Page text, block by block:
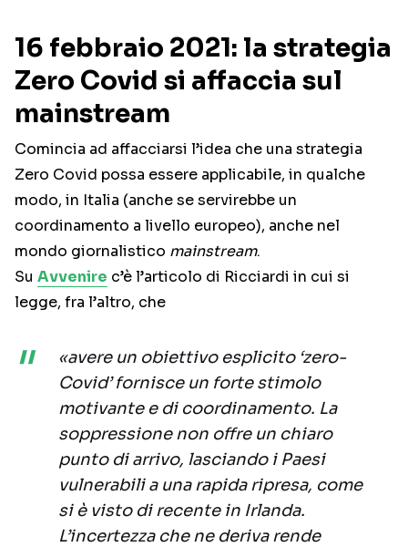
16 febbraio 2021: la strategia
Zero Covid si affaccia sul
mainstream
Comincia ad affacciarsi l’idea che una strategia
Zero Covid possa essere applicabile, in qualche
modo, in Italia (anche se servirebbe un
coordinamento a livello europeo), anche nel
mondo giornalistico mainstream.
Su Avvenire c’è l’articolo di Ricciardi in cui si
legge, fra l’altro, che
«avere un obiettivo esplicito ‘zero-
Covid’ fornisce un forte stimolo
motivante e di coordinamento. La
soppressione non offre un chiaro
punto di arrivo, lasciando i Paesi
vulnerabili a una rapida ripresa, come
si è visto di recente in Irlanda.
L’incertezza che ne deriva rende